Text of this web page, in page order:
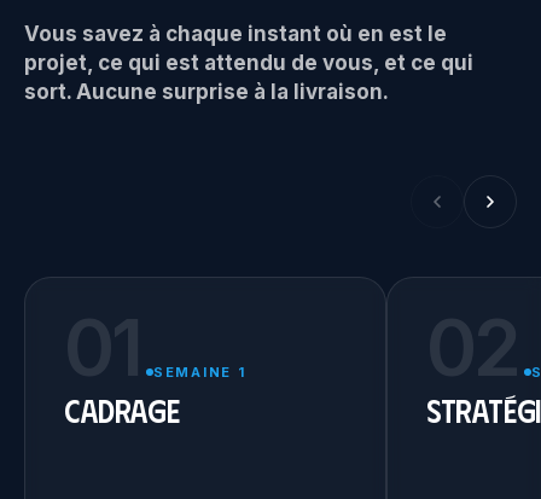
Vous savez à chaque instant où en est le
projet, ce qui est attendu de vous, et ce qui
sort. Aucune surprise à la livraison.
01 SEMAINE 1
Cadrage
02